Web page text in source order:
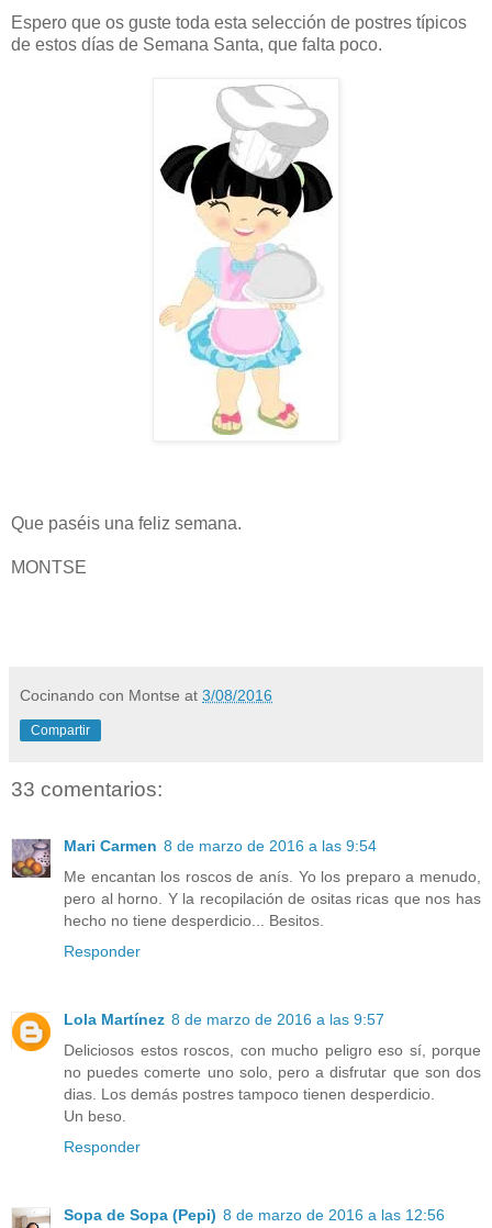
Espero que os guste toda esta selección de postres típicos
de estos días de Semana Santa, que falta poco.
Que paséis una feliz semana.
MONTSE
Cocinando con Montse at 3/08/2016
Compartir
33 comentarios:
Mari Carmen 8 de marzo de 2016 a las 9:54
Me encantan los roscos de anís. Yo los preparo a menudo,
pero al horno. Y la recopilación de ositas ricas que nos has
hecho no tiene desperdicio... Besitos.
Responder
Lola Martínez 8 de marzo de 2016 a las 9:57
Deliciosos estos roscos, con mucho peligro eso sí, porque
no puedes comerte uno solo, pero a disfrutar que son dos
dias. Los demás postres tampoco tienen desperdicio.
Un beso.
Responder
Sopa de Sopa (Pepi) 8 de marzo de 2016 a las 12:56